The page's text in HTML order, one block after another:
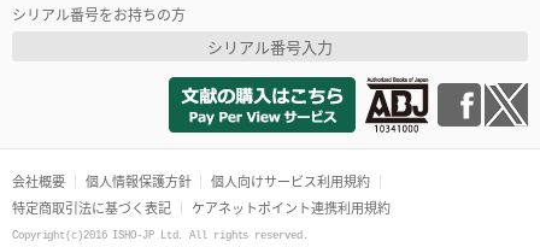
シリアル番号をお持ちの方
シリアル番号入力
会社概要 個人情報保護方針
個人向けサービス利用規約
特定商取引法に基づく表記
ケアネットポイント連携利用規約
Copyright(c)2016 ISHO-JP Ltd. All rights reserved.